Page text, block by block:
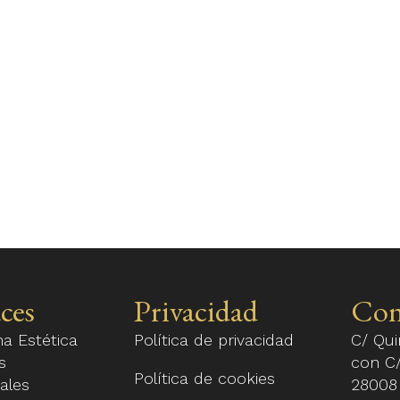
Estética
Privacidad
Política de privacidad
Política de cookies
C/
con